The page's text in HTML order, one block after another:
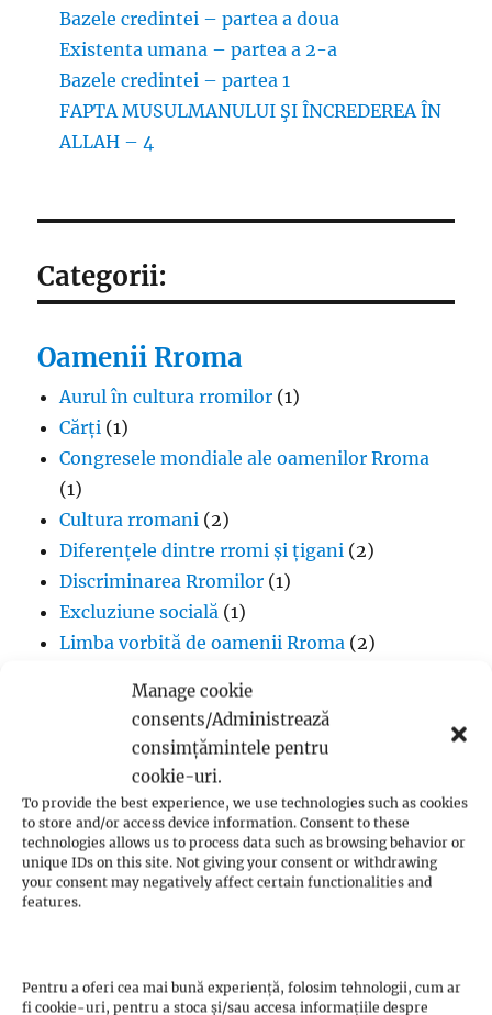
Manage cookie
consents/Administrează
consimțămintele pentru
cookie-uri.
To provide the best experience, we use technologies such as cookies
to store and/or access device information. Consent to these
technologies allows us to process data such as browsing behavior or
unique IDs on this site. Not giving your consent or withdrawing
your consent may negatively affect certain functionalities and
features.
Pentru a oferi cea mai bună experiență, folosim tehnologii, cum ar
fi cookie-uri, pentru a stoca și/sau accesa informațiile despre
Bazele credintei – partea a doua
Existenta umana – partea a 2-a
Bazele credintei – partea 1
FAPTA MUSULMANULUI ŞI ÎNCREDEREA ÎN
ALLAH – 4
Categorii:
Oamenii Rroma
Aurul în cultura rromilor (1)
Cărți (1)
Congresele mondiale ale oamenilor Rroma
(1)
Cultura rromani (2)
Diferențele dintre rromi și țigani (2)
Discriminarea Rromilor (1)
Excluziune socială (1)
Limba vorbită de oamenii Rroma (2)
(1)
Proverbe din cultura Rroma
Romii și cultul creștin(1)
Rromii căldărari: tradiții și meșteșuguri(1)
Rromii în melodiile trupei Pheonix(1)
Rromii slătari: tradiții și istorie(1)
Vlax Romani (1)